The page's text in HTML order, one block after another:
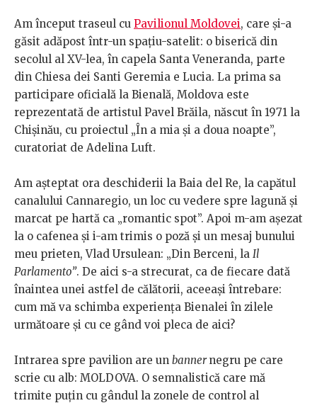
Am început traseul cu Pavilionul Moldovei, care și-a
găsit adăpost într-un spațiu-satelit: o biserică din
secolul al XV-lea, în capela Santa Veneranda, parte
din Chiesa dei Santi Geremia e Lucia. La prima sa
participare oficială la Bienală, Moldova este
reprezentată de artistul Pavel Brăila, născut în 1971 la
Chișinău, cu proiectul „În a mia și a doua noapte”,
curatoriat de Adelina Luft.
Am așteptat ora deschiderii la Baia del Re, la capătul
canalului Cannaregio, un loc cu vedere spre lagună și
marcat pe hartă ca „romantic spot”. Apoi m-am așezat
la o cafenea și i-am trimis o poză și un mesaj bunului
meu prieten, Vlad Ursulean: „Din Berceni, la Il
Parlamento”. De aici s-a strecurat, ca de fiecare dată
înaintea unei astfel de călătorii, aceeași întrebare:
cum mă va schimba experiența Bienalei în zilele
următoare și cu ce gând voi pleca de aici?
Intrarea spre pavilion are un bannernegru pe care
scrie cu alb: MOLDOVA. O semnalistică care mă
trimite puțin cu gândul la zonele de control al